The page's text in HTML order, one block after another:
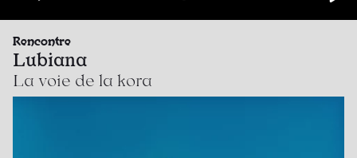
Rencontre
Lubiana
La voie de la kora